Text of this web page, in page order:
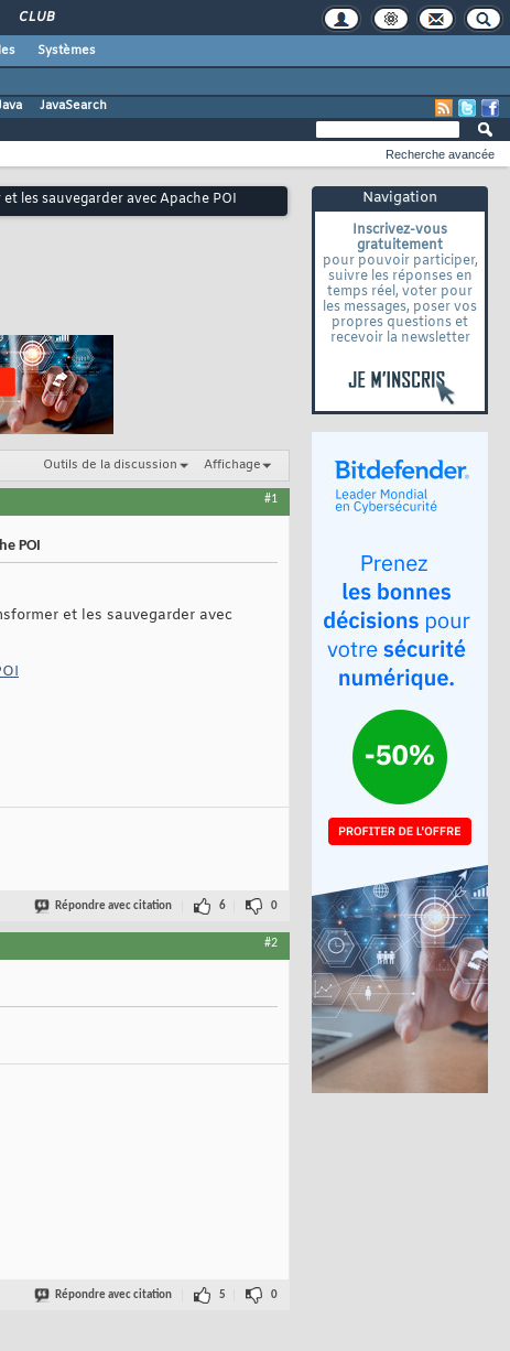
CLUB
Systèmes
JavaSearch
Navigation
Inscrivez-vous
gratuitement
pour pouvoir participer,
suivre les réponses en
temps réel, voter pour
les messages, poser vos
propres questions et
recevoir la newsletter
Recherche avancée
les sauvegarder avec Apache POI
Outils de la discussion Affichage
#1
POI
et les sauvegarder avec
Répondre avec citation 6 0
#2
Répondre avec citation 5 0